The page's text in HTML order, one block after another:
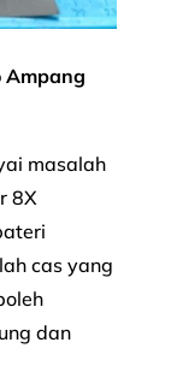
Ampang
masalah
8X
cas yang
dan